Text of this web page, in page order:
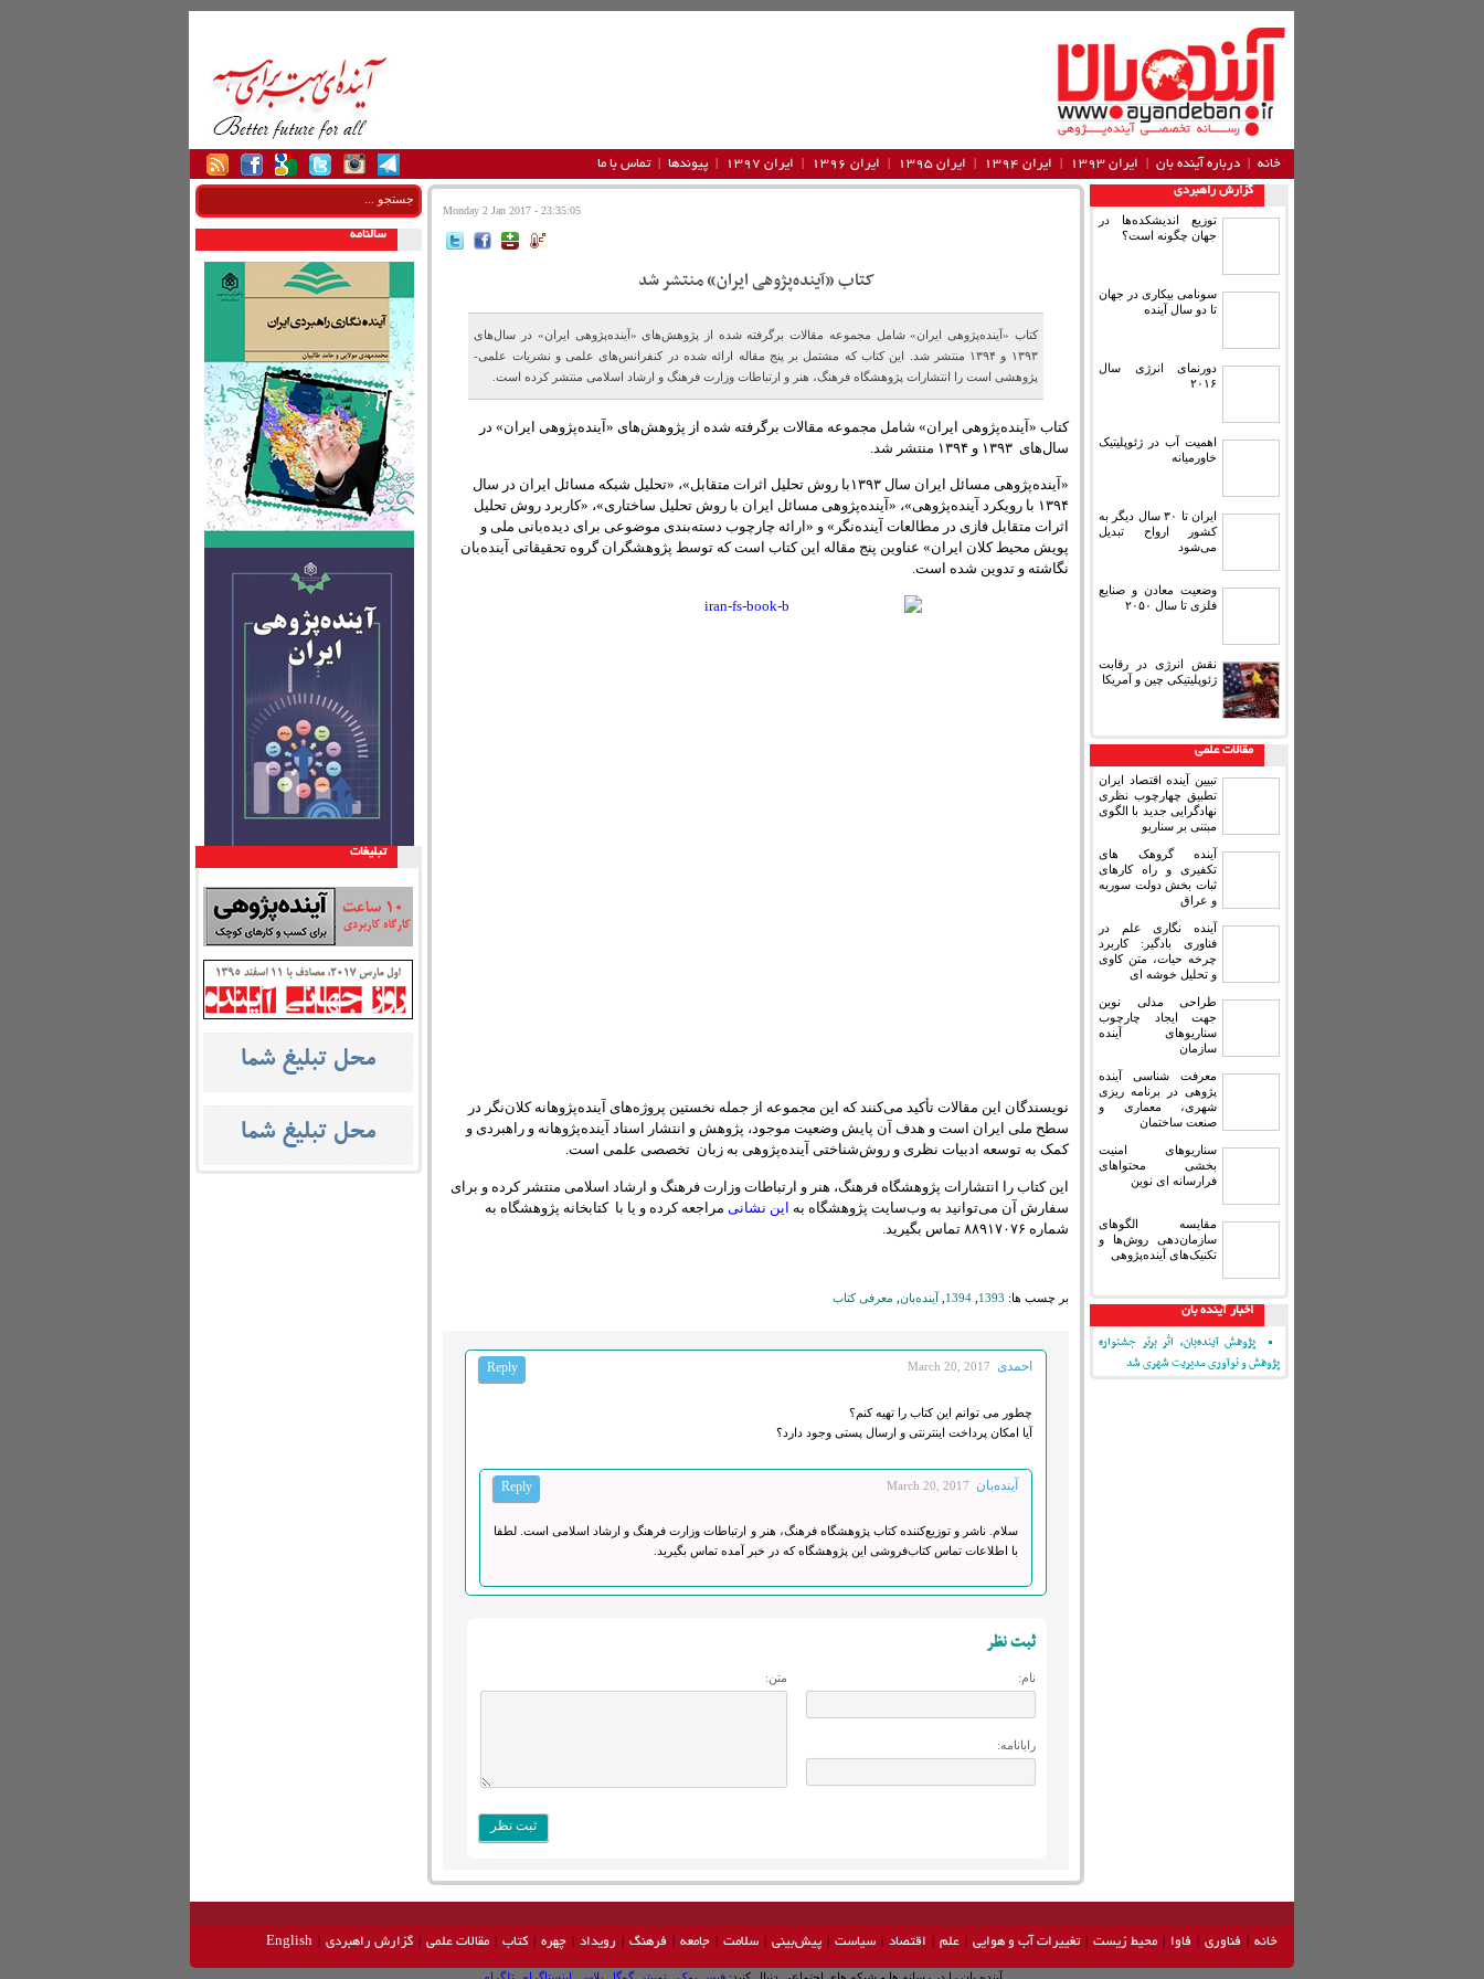
خانه درباره آینده‌ بان ایران ۱۳۹۳ ایران ۱۳۹۴ ایران ۱۳۹۵ ایران ۱۳۹۶ ایران ۱۳۹۷ پیوندها تماس با ما
گزارش راهبردی
توزیع اندیشکده‌ها در
جهان چگونه است؟
سونامی بیکاری در جهان
تا دو سال آینده
دورنمای انرژی سال
۲۰۱۶
اهمیت آب در ژئوپلیتیک
خاورمیانه
ایران تا ۳۰ سال دیگر به
کشور ارواح تبدیل
می‌شود
وضعیت معادن و صنایع
فلزی تا سال ۲۰۵۰
نقش انرژی در رقابت
ژئوپلیتیکی چین و آمریکا
مقالات علمی
تبیین آینده اقتصاد ایران
تطبیق چهارچوب نظری
نهادگرایی جدید با الگوی
مبتنی بر سناریو
آینده گروهک های
تکفیری و راه کارهای
ثبات بخش دولت سوریه
و عراق
آینده نگاری علم در
فناوری بادگیر: کاربرد
چرخه حیات، متن کاوی
و تحلیل خوشه ای
طراحی مدلی نوین
جهت ایجاد چارچوب
سناریوهای آینده
سازمان
معرفت شناسی آینده
پژوهی در برنامه ریزی
شهری، معماری و
صنعت ساختمان
سناریوهای امنیت
بخشی محتواهای
فرارسانه ای نوین
مقایسه‏ الگوهای
سازمان‌دهی روش‌ها و
تکنیک‌های آینده‌پژوهی
اخبار آینده بان
پژوهش آینده‌بان، اثر برتر جشنواره
پژوهش و نوآوری مدیریت شهری شد
23:35:05 - Monday 2 Jan 2017
کتاب «آینده‌پژوهی ایران» منتشر شد
کتاب «آینده‌پژوهی ایران» شامل مجموعه مقالات برگرفته شده از پژوهش‏‌های «آینده‌پژوهی ایران» در سال‌های
۱۳۹۳ و ۱۳۹۴ منتشر شد. این کتاب که مشتمل بر پنج مقاله ارائه شده در کنفرانس‌های علمی و نشریات علمی-
پژوهشی است را انتشارات پژوهشگاه فرهنگ، هنر و ارتباطات وزارت فرهنگ و ارشاد اسلامی منتشر کرده است.
کتاب «آینده‌پژوهی ایران» شامل مجموعه مقالات برگرفته شده از پژوهش‏‌های «آینده‌پژوهی ایران» در
سال‌های ۱۳۹۳ و ۱۳۹۴ منتشر شد.
«آینده‌پژوهی مسائل ایران سال ۱۳۹۳با روش تحلیل اثرات متقابل»، «تحلیل شبکه مسائل ایران در سال
۱۳۹۴ با رویکرد آینده‏‌پژوهی»، «آینده‏‌پژوهی مسائل ایران با روش تحلیل ساختاری»، «کاربرد روش تحلیل
اثرات متقابل فازی در مطالعات آینده‌‏نگر» و «ارائه چارچوب دسته‏‌بندی موضوعی برای دیده‌‏بانی ملی و
پویش محیط کلان ایران» عناوین پنج مقاله این کتاب است که توسط پژوهشگران گروه تحقیقاتی آینده‌بان
نگاشته و تدوین شده است.
نویسندگان این مقالات تأکید می‌کنند که این مجموعه از جمله نخستین پروژه‌‏های آینده‏‌پژوهانه کلان‏‌نگر در
سطح ملی ایران است و هدف آن پایش وضعیت موجود، پژوهش و انتشار اسناد آینده‏‌پژوهانه و راهبردی و
کمک به توسعه ادبیات نظری و روش‏‌شناختی آینده‏‌پژوهی به زبان تخصصی علمی است.
این کتاب را انتشارات پژوهشگاه فرهنگ، هنر و ارتباطات وزارت فرهنگ و ارشاد اسلامی منتشر کرده و برای
سفارش آن می‌توانید به وب‌سایت پژوهشگاه به این نشانی مراجعه کرده و یا با کتابخانه پژوهشگاه به
شماره ۸۸۹۱۷۰۷۶ تماس بگیرید.
بر چسب ها: 1393
1394 آینده‌بان معرفی کتاب
احمدی March 20, 2017
Reply
چطور می توانم این کتاب را تهیه کنم؟
آیا امکان پرداخت اینترنتی و ارسال پستی وجود دارد؟
آینده‌بان March 20, 2017
Reply
سلام. ناشر و توزیع‌کننده کتاب پژوهشگاه فرهنگ، هنر و ارتباطات وزارت فرهنگ و ارشاد اسلامی است. لطفا
با اطلاعات تماس کتاب‌فروشی این پژوهشگاه که در خبر آمده تماس بگیرید.
ثبت نظر
نام:
رایانامه:
متن:
سالنامه
تبليغات
خانه فناوری فاوا محیط زیست تغییرات آب و هوایی علم اقتصاد سیاست پیش‌بینی سلامت جامعه فرهنگ رویداد چهره کتاب مقالات علمی گزارش راهبردی English